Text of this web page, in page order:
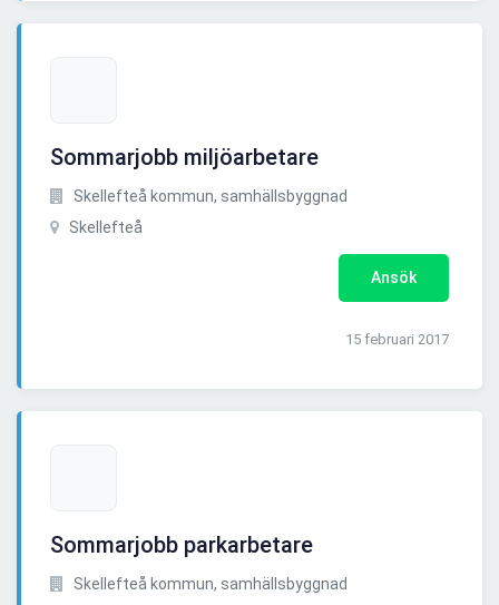
Sommarjobb miljöarbetare
Skellefteå kommun, samhällsbyggnad
Skellefteå
Ansök
15 februari 2017
Sommarjobb parkarbetare
Skellefteå kommun, samhällsbyggnad